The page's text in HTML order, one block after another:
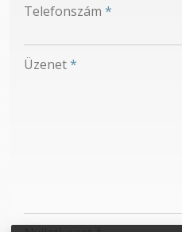
-
Telefonszám *
Üzenet*